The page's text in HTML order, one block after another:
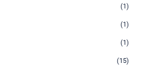
(1)
(1)
(1)
(15)